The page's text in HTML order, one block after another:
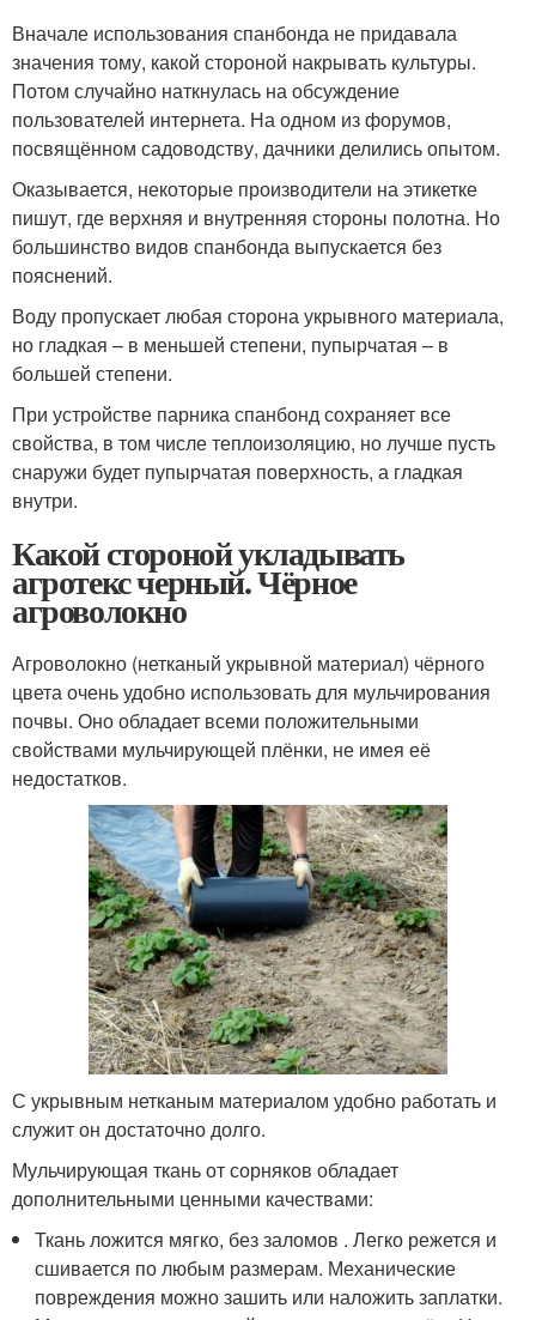
Вначале использования спанбонда не придавала
значения тому, какой стороной накрывать культуры.
Потом случайно наткнулась на обсуждение
пользователей интернета. На одном из форумов,
посвящённом садоводству, дачники делились опытом.
Оказывается, некоторые производители на этикетке
пишут, где верхняя и внутренняя стороны полотна. Но
большинство видов спанбонда выпускается без
пояснений.
Воду пропускает любая сторона укрывного материала,
но гладкая – в меньшей степени, пупырчатая – в
большей степени.
При устройстве парника спанбонд сохраняет все
свойства, в том числе теплоизоляцию, но лучше пусть
снаружи будет пупырчатая поверхность, а гладкая
внутри.
Какой стороной укладывать
агротекс черный. Чёрное
агроволокно
Агроволокно (нетканый укрывной материал) чёрного
цвета очень удобно использовать для мульчирования
почвы. Оно обладает всеми положительными
свойствами мульчирующей плёнки, не имея её
недостатков.
С укрывным нетканым материалом удобно работать и
служит он достаточно долго.
Мульчирующая ткань от сорняков обладает
дополнительными ценными качествами:
Ткань ложится мягко, без заломов . Легко режется и
сшивается по любым размерам. Механические
повреждения можно зашить или наложить заплатки.